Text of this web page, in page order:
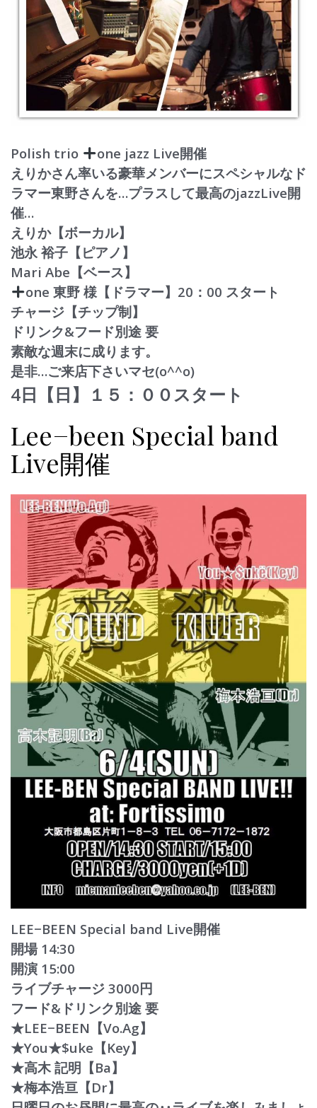
Polish trio
one jazz Live開催
えりかさん率いる豪華メンバーにスペシャルなド
ラマー東野さんを…プラスして最高のjazzLive開
催…
えりか【ボーカル】
池永 裕子【ピアノ】
Mari Abe【ベース】
one 東野 様【ドラマー】 20：00 スタート
チャージ【チップ制】
ドリンク&フード別途 要
素敵な週末に成ります。
是非…ご来店下さいマセ(o^^o)
4日【日】１５：００スタート
Lee−been Special band
Live開催
LEE−BEEN Special band Live開催
開場 14:30
開演 15:00
ライブチャージ 3000円
フード&ドリンク別途 要
★LEE−BEEN【Vo.Ag】
★You★$uke【Key】
★高木 記明【Ba】
★梅本浩亘【Dr】